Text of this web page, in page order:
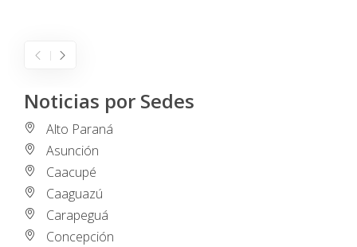
Noticias por Sedes
Alto Paraná
Asunción
Caacupé
Caaguazú
Carapeguá
Concepción